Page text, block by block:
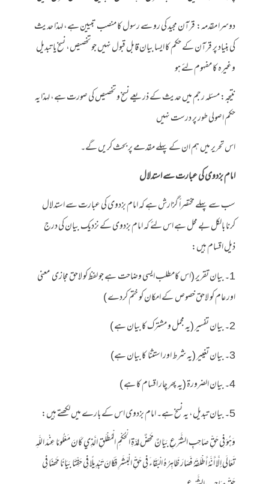
دوسرا مقدمہ: قرآن مجید کی رو سے رسول کا منصب تبیین ہے، لہذا حدیث
کی بنیاد پر قرآن کے حکم کا ایسا بیان قابل قبول نہیں جو تخصیص، نسخ یا تبدیل
وغیرہ کا مفہوم لئے ہو
نتیجہ: مسئلہ رجم میں حدیث کے ذریعے نسخ و تخصیص کی صورت ہے، لہذا یہ
حکم اصولی طور پر درست نہیں
اس تحریر میں ہم ان کے پہلے مقدمے پر بحث کریں گے۔
امام بزدوی کی عبارت سے استدلال
سب سے پہلے مختصراً گزارش ہے کہ امام بزدوی کی عبارت سے استدلال
کرنا بالکل بے محل ہے اس لئے کہ امام بزدوی کے نزدیک بیان کی درج
ذیل اقسام ہیں:
1۔ بیان تقریر (اس کامطلب ایسی وضاحت ہے جو لفظ کو لاحق مجازی معنی
اور عام کو لاحق خصوص کے امکان کو ختم کردے )
2۔ بیان تفسیر (یہ مجمل و مشترک کا بیان ہے )
3۔ بیان تغییر (یہ شرط اور استثنا کا بیان ہے)
4۔ بیان الضرورۃ (یہ پھر چار اقسام کا ہے )
5۔ بیان تبدیل، یہ نسخ ہے۔ امام بزدوی اس کے بارے میں لکھتے ہیں:
وَهُوَ فِي حَقِّ صَاحِبِ الشَّرْعِ بَيَانٌ مَحْضٌ لِمُدَّةِ الْحُكْمِ الْمُطْلَقِ الَّذِي كَانَ مَعْلُومًا عِنْدَ اللَّهِ
تَعَالَى إلَّا أَنَّهُ أَطْلَقَهُ فَصَارَ ظَاهِرُهُ الْبَقَاءَ فِي حَقِّ الْبَشَرِ فَكَانَ تَبْدِيلًا فِي حَقِّنَا بَيَانًا مَحْضًا فِي